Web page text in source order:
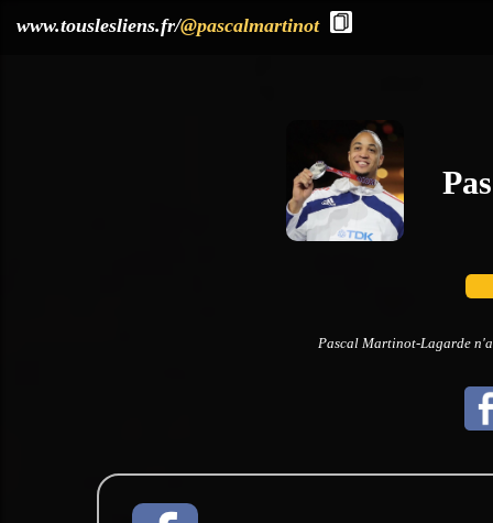
www.touslesliens.fr/@pascalmartinot
Pascal Martinot-Lagarde n'a